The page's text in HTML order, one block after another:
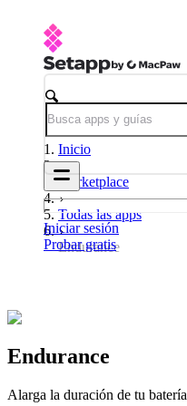
Iniciar sesión
Probar gratis
Inicio
Marketplace
Todas las apps
Endurance
Endurance
Alarga la duración de tu batería